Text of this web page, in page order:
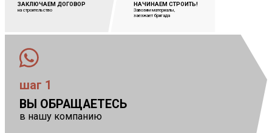
НАЧИНАЕМ СТРОИТЬ!
Завозим материалы,
заезжает бригада
ЗАКЛЮЧАЕМ ДОГОВОР
на строительство
ВЫ ОБРАЩАЕТЕСЬ
в нашу компанию
шаг 1